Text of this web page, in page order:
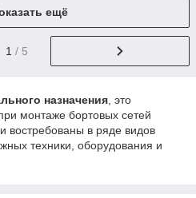
ещё
1 / 5
назначения , это
монтаже бортовых сетей
востребованы в ряде видов
техники, оборудования и